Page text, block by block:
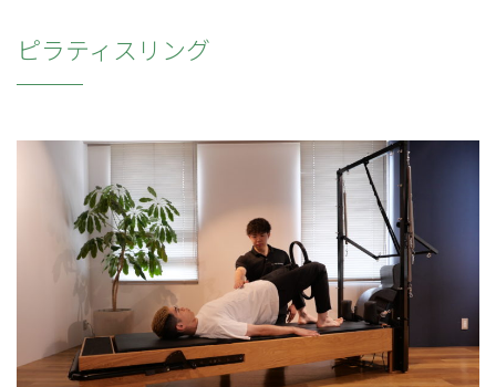
ピラティスリング